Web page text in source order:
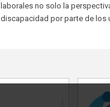
laborales no solo la
discapacidad por parte de los